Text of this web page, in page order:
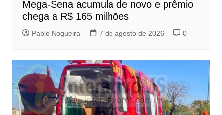
Mega-Sena acumula de novo e prêmio
chega a R$ 165 milhões
Pablo Nogueira 7 de agosto de 2026 0